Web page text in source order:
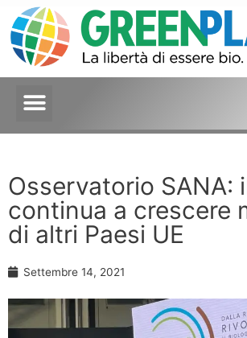
Osservatorio SANA:
continua a crescere
di altri Paesi UE
Settembre 14, 2021